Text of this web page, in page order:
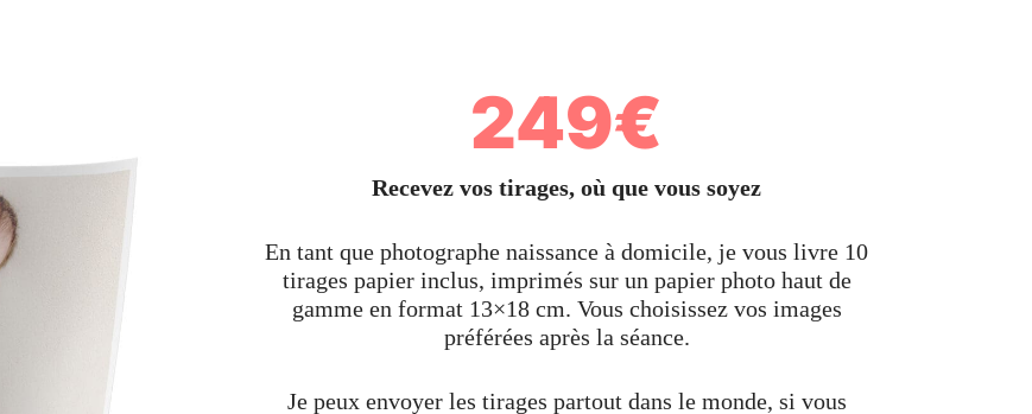
249€
Recevez vos tirages, où que vous soyez
En tant que photographe naissance à domicile, je vous livre 10
tirages papier inclus, imprimés sur un papier photo haut de
gamme en format 13×18 cm. Vous choisissez vos images
préférées après la séance.
Je peux envoyer les tirages partout dans le monde, si vous